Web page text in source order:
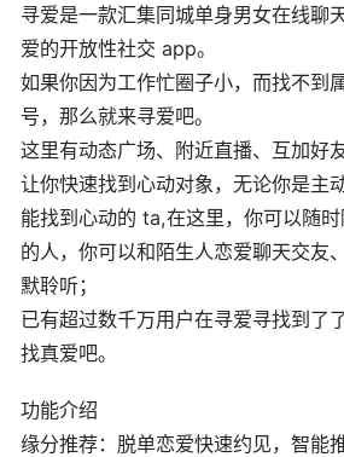
寻爱是一款汇集同城单身男女在线聊
爱的开放性社交 app。
如果你因为工作忙圈子小，而找不到
号，那么就来寻爱吧。
这里有动态广场、附近直播、互加好
让你快速找到心动对象，无论你是主
能找到心动的 ta,在这里，你可以随
的人，你可以和陌生人恋爱聊天交友
默聆听；
已有超过数千万用户在寻爱寻找到了
找真爱吧。
功能介绍
缘分推荐：脱单恋爱快速约见，智能